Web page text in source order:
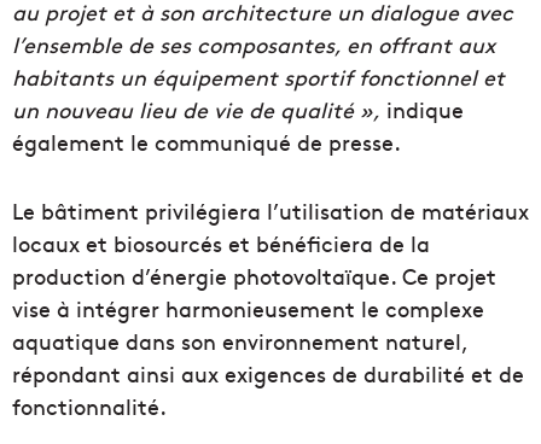
au projet et à son architecture un dialogue avec
l’ensemble de ses composantes, en offrant aux
habitants un équipement sportif fonctionnel et
un nouveau lieu de vie de qualité », indique
également le communiqué de presse.
Le bâtiment privilégiera l’utilisation de matériaux
locaux et biosourcés et bénéficiera de la
production d’énergie photovoltaïque. Ce projet
vise à intégrer harmonieusement le complexe
aquatique dans son environnement naturel,
répondant ainsi aux exigences de durabilité et de
fonctionnalité.